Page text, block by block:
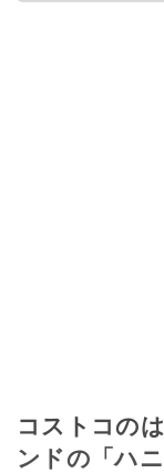
コストコの
ンドの「ハ